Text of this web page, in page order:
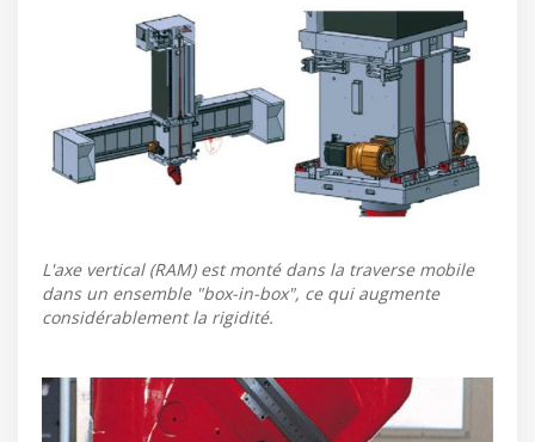
L'axe vertical (RAM) est monté dans la traverse mobile
dans un ensemble "box-in-box", ce qui augmente
considérablement la rigidité.